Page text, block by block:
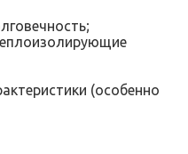
(особенно